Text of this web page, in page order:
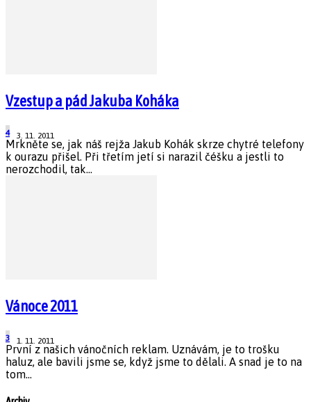
Vzestup a pád Jakuba Koháka
3. 11. 2011
4
Mrkněte se, jak náš rejža Jakub Kohák skrze chytré telefony
k ourazu přišel. Při třetím jetí si narazil čéšku a jestli to
nerozchodil, tak...
Vánoce 2011
1. 11. 2011
3
První z našich vánočních reklam. Uznávám, je to trošku
haluz, ale bavili jsme se, když jsme to dělali. A snad je to na
tom...